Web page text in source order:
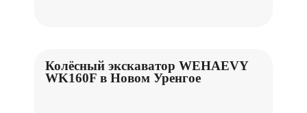
Колёсный экскаватор WEHAEVY
WK160F в Новом Уренгое